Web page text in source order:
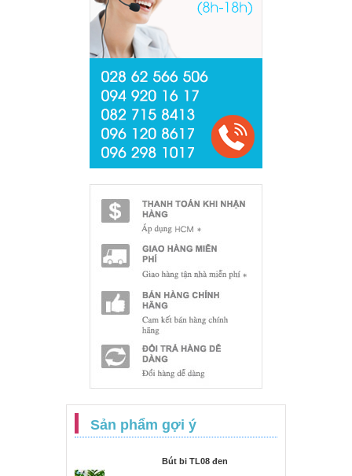
Sản phẩm gợi ý
Bút bi TL08 đen